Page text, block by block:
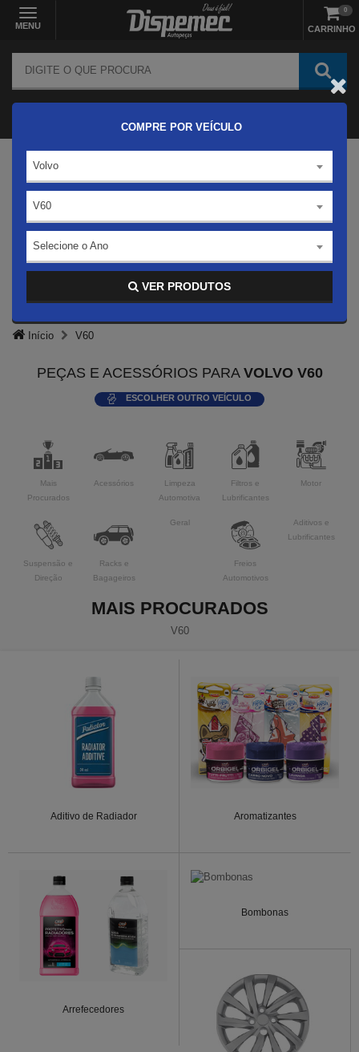
MENU CARRINHO
0
COMPRE POR VEÍCULO
Volvo
V60
Selecione o Ano
VER PRODUTOS
Início V60
PEÇAS E ACESSÓRIOS PARA VOLVO V60
ESCOLHER OUTRO VEÍCULO
Mais
Procurados
Acessórios
Limpeza
Automotiva
Filtros e
Lubrificantes
Motor
Suspensão e
Direção
Racks e
Bagageiros
Geral
Freios
Automotivos
Aditivos e
Lubrificantes
MAIS PROCURADOS
V60
Aditivo de Radiador Aromatizantes
Arrefecedores
Bombonas